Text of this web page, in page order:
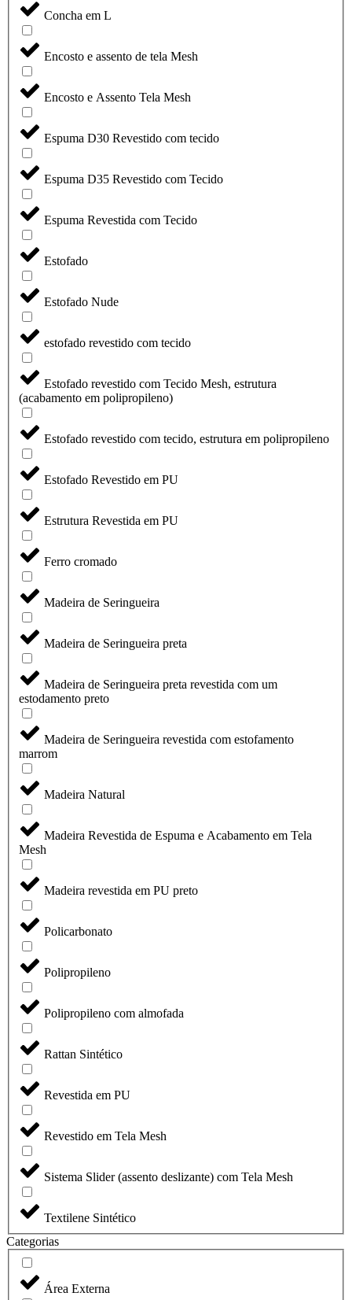
Concha em L
Encosto e assento de tela Mesh
Encosto e Assento Tela Mesh
Espuma D30 Revestido com tecido
Espuma D35 Revestido com Tecido
Espuma Revestida com Tecido
Estofado
Estofado Nude
estofado revestido com tecido
Estofado revestido com Tecido Mesh, estrutura
(acabamento em polipropileno)
Estofado revestido com tecido, estrutura em polipropileno
Estofado Revestido em PU
Estrutura Revestida em PU
Ferro cromado
Madeira de Seringueira
Madeira de Seringueira preta
Madeira de Seringueira preta revestida com um
estodamento preto
Madeira de Seringueira revestida com estofamento
marrom
Madeira Natural
Madeira Revestida de Espuma e Acabamento em Tela
Mesh
Madeira revestida em PU preto
Policarbonato
Polipropileno
Polipropileno com almofada
Rattan Sintético
Revestida em PU
Revestido em Tela Mesh
Sistema Slider (assento deslizante) com Tela Mesh
Textilene Sintético
Categorias
Área Externa